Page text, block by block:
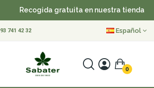
Recogida gratuita en nuestra tienda
93 741 42 32 Español
0